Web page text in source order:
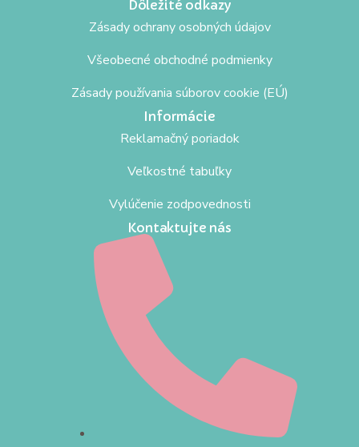
Dôležité odkazy
Zásady ochrany osobných údajov
Všeobecné obchodné podmienky
Zásady používania súborov cookie (EÚ)
Informácie
Reklamačný poriadok
Veľkostné tabuľky
Vylúčenie zodpovednosti
Kontaktujte nás